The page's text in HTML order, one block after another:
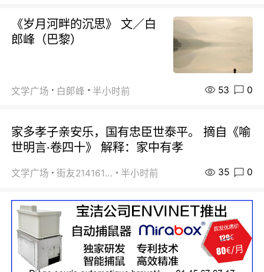
《岁月河畔的沉思》 文／白
郎峰（巴黎）
文学广场 白郞峰 半小时前 53 0
家多孝子亲安乐，国有忠臣世泰平。 摘自《喻
世明言·卷四十》 解释：家中有孝
文学广场 街友21416156 半小时前 35 0